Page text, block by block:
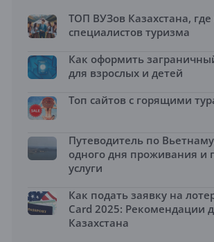
ТОП ВУЗов Казахстана, где
специалистов туризма
Как оформить
для взрослых и детей
Топ сайтов с горящими
Путеводитель по
одного дня проживания и
услуги
Как подать заявку на
Card 2025: Рекомендации
Казахстана